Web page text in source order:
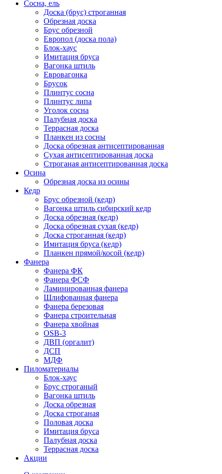
Сосна, ель
Доска (брус) строганная
Обрезная доска
Брус обрезной
Европол (доска пола)
Блок-хаус
Имитация бруса
Вагонка штиль
Евровагонка
Брусок
Плинтус сосна
Плинтус липа
Уголок сосна
Палубная доска
Террасная доска
Планкен из сосны
Доска обрезная антисептированная
Сухая антисептированная доска
Строганая антисептированная доска
Осина
Обрезная доска из осины
Кедр
Брус обрезной (кедр)
Вагонка штиль сибирский кедр
Доска обрезная (кедр)
Доска обрезная сухая (кедр)
Доска строганная (кедр)
Имитация бруса (кедр)
Планкен прямой/косой (кедр)
Фанера
Фанера ФК
Фанера ФСФ
Ламинированная фанера
Шлифованная фанера
Фанера березовая
Фанера строительная
Фанера хвойная
OSB-3
ДВП (оргалит)
ДСП
МДФ
Пиломатериалы
Блок-хаус
Брус строганый
Вагонка штиль
Доска обрезная
Доска строганая
Половая доска
Имитация бруса
Палубная доска
Террасная доска
Акции